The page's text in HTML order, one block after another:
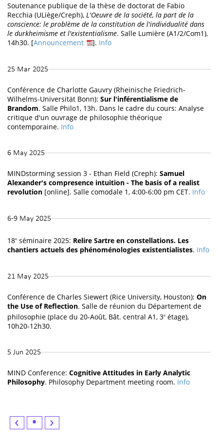
Soutenance publique de la thèse de doctorat de Fabio
Recchia (ULiège/Creph), L'Oeuvre de la société, la part de la
conscience: le problème de la constitution de l'individualité dans
le durkheimisme et l'existentialisme. Salle Lumière (A1/2/Com1),
14h30. [Announcement ]. Info
25 Mar 2025
Conférence de Charlotte Gauvry (Rheinische Friedrich-
Wilhelms-Universität Bonn): Sur l'inférentialisme de
Brandom. Salle Philo1, 13h. Dans le cadre du cours: Analyse
critique d'un ouvrage de philosophie théorique
contemporaine. Info
6 May 2025
MINDstorming session 3 - Ethan Field (Creph): Samuel
Alexander's compresence intuition - The basis of a realist
revolution [online]. Salle comodale 1, 4:00-6:00 pm CET. Info
6-9 May 2025
18e séminaire 2025: Relire Sartre en constellations. Les
chantiers actuels des phénoménologies existentialistes. Info
21 May 2025
Conférence de Charles Siewert (Rice University, Houston): On
the Use of Reflection. Salle de réunion du Département de
philosophie (place du 20-Août, Bât. central A1, 3e étage),
10h20-12h30.
5 Jun 2025
MIND Conference: Cognitive Attitudes in Early Analytic
Philosophy. Philosophy Department meeting room. Info
‹ • ›